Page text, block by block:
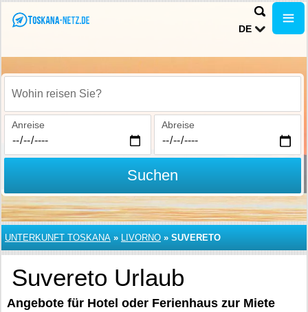
DE
Wohin reisen Sie?
Anreise Abreise
Suchen
UNTERKUNFT TOSKANA » LIVORNO » SUVERETO
Suvereto Urlaub
Angebote für Hotel oder Ferienhaus zur Miete